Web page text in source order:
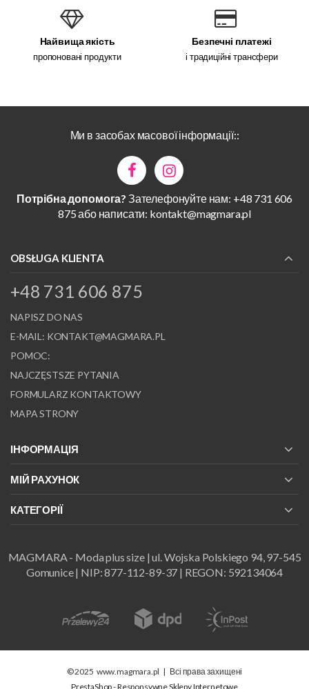
Найвища якість
пропоновані продукти
Безпечні платежі
і традиційні трансфери
Ми в засобах масової інформації::
Потрібна допомога? Зателефонуйте нам: +48 731 606
875 або написати: kontakt@magmara.pl
OBSŁUGA KLIENTA
+48 731 606 875
NAPISZ DO NAS
E-MAIL: KONTAKT@MAGMARA.PL
POMOC:
NAJCZĘSTSZE PYTANIA
FORMULARZ KONTAKTOWY
MAPA STRONY
ІНФОРМАЦІЯ
МІЙ РАХУНОК
КАТЕГОРІЇ
MAGMARA - Moda plus size | ul. Wojska Polskiego 94, 97-545
Gomunice | NIP: 877-112-89-37 | REGON: 592134064
© 2025 www.magmara.pl | Всі права захищені
PrestaShop - Responsywne Sklepy Internetowe